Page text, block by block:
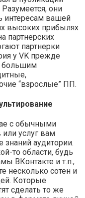
они
интересам вашей
высоких прибылях
партнерских
партнерки
у VK прежде
большим
“взрослые” ПП.
с обычными
услуг вам
знаний аудитории.
то области, будь
ВКонтакте и т.п.,
несколько сотен и
Которые
сделать то же